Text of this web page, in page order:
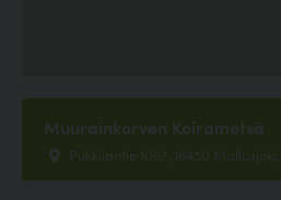
Muurainkorven Koirametsä
Pukkilantie 1067, 16450